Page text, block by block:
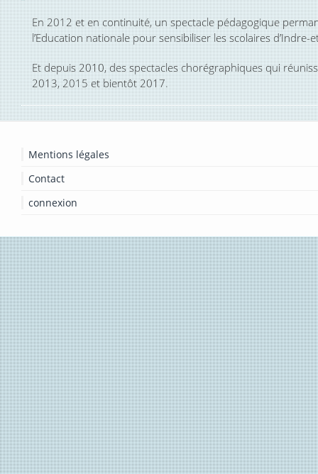
En 2012 et en continuité, un spectacle pédagogique
l’Education nationale pour sensibiliser les scolaires
Et depuis 2010, des spectacles chorégraphiques qui
2013, 2015 et bientôt 2017.
Mentions légales
Contact
connexion